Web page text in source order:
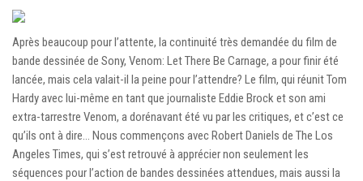
Après beaucoup pour l’attente, la continuité très demandée du film de
bande dessinée de Sony, Venom: Let There Be Carnage, a pour finir été
lancée, mais cela valait-il la peine pour l’attendre? Le film, qui réunit Tom
Hardy avec lui-même en tant que journaliste Eddie Brock et son ami
extra-tarrestre Venom, a dorénavant été vu par les critiques, et c’est ce
qu’ils ont à dire… Nous commençons avec Robert Daniels de The Los
Angeles Times, qui s’est retrouvé à apprécier non seulement les
séquences pour l’action de bandes dessinées attendues, mais aussi la